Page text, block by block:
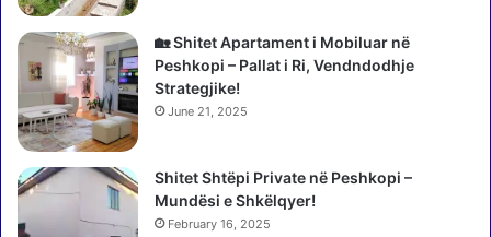
T
i
n
ë
1
6
m
i
i
o
n
🏡 Shitet Apartament i Mobiluar në
Peshkopi – Pallat i Ri, Vendndodhje
Strategjike!
June 21, 2025
Shitet Shtëpi Private në Peshkopi –
Mundësi e Shkëlqyer!
February 16, 2025